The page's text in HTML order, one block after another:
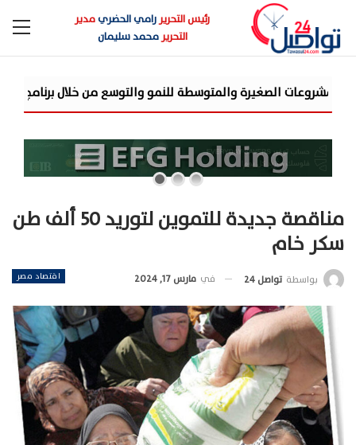
رئيس التحريررامي الحضريمدير
التحريرمحمد سليمان
مناقصة جديدة للتموين لتوريد 50 ألف طن
سكر خام
اقتصاد مصر بواسطة تواصل 24 في مارس 17, 2024